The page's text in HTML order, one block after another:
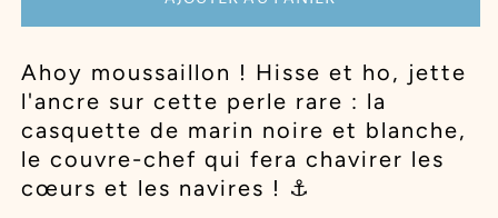
marin
et
blanche
PUAKEA
marin
et
blanche
PUAKEA
Ahoy moussaillon ! Hisse et ho, jette
l'ancre sur cette perle rare : la
casquette de marin noire et blanche,
le couvre-chef qui fera chavirer les
cœurs et les navires ! ⚓